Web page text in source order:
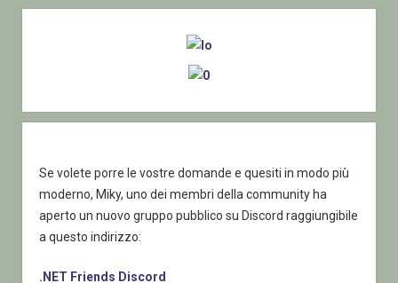
2008
Se volete porre le vostre domande e quesiti in modo più
moderno, Miky, uno dei membri della community ha
aperto un nuovo gruppo pubblico su Discord raggiungibile
a questo indirizzo:
.NET Friends Discord